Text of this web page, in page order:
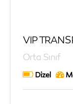
VIP
Orta Sınıf
Dizel